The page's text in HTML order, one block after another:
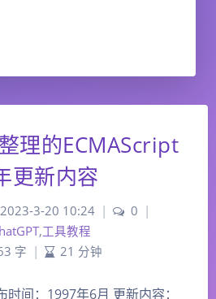
理的ECMAScript
更新内容
2023-3-20 10:24 | 0 |
,工具教程
字 | 21 分钟
间：1997年6月 更新内容：